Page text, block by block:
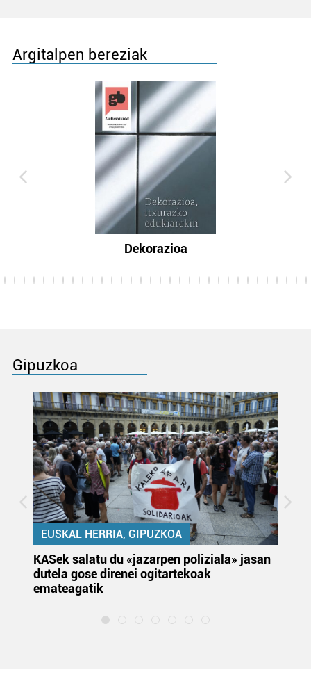
Argitalpen bereziak
Dekorazioa
Gipuzkoa
EUSKAL HERRIA, GIPUZKOA
KASek salatu du «jazarpen poliziala» jasan
dutela gose direnei ogitartekoak
emateagatik